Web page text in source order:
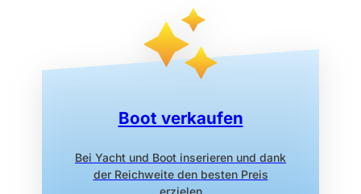
Boot verkaufen
Bei Yacht und Boot inserieren und dank
der Reichweite den besten Preis
erzielen